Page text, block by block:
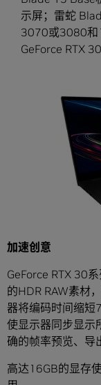
示屏；雷蛇
3070或3080和
GeForce RTX
加速创意
GeForce RTX 30
的HDR RAW素材
器将编码时间缩短
使显示器同步显示
确的帧率预览、导
高达16GB的显存